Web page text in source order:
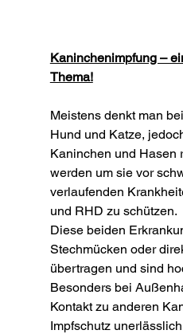
Kaninchenimpfung –
Thema!
Meistens denkt man
Hund und Katze,
Kaninchen und Hasen
werden um sie vor
verlaufenden
und RHD zu schützen.
Diese beiden
Stechmücken oder
übertragen und sind
Besonders bei
Kontakt zu anderen
Impfschutz